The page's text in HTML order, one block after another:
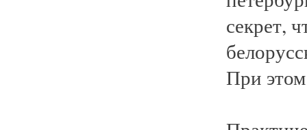
секрет,
При